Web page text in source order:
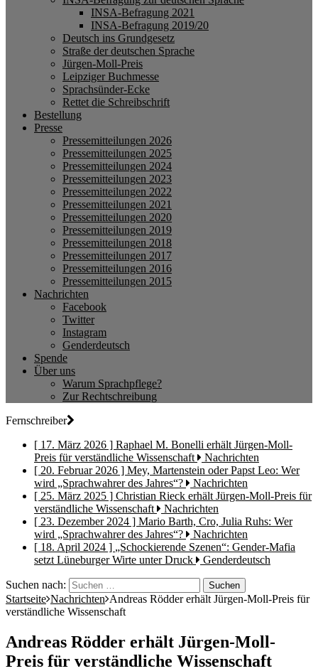
INSA-Befragung 2021
INSA-Befragung 2019/20
Deutsch ins Grundgesetz
Straße der deutschen Sprache
Jürgen-Moll-Preis
Leipziger Buchmesse
Sprachsünder-Ecke
Rettet die Schreibschrift
Bestellung
Presse
Pressemitteilungen 2026
Pressemitteilungen 2025
Pressemitteilungen 2024
Pressemitteilungen 2023
Pressemitteilungen 2022
Pressemitteilungen 2021
Pressemitteilungen 2020
Pressemitteilungen 2019
Pressemitteilungen 2018
Pressemitteilungen 2017
Pressemitteilungen 2016
Pressemitteilungen 2015
Nachrichten
Facebook
Twitter
Instagram
Genderdeutsch
Spende
Über uns
Warum Sprachpflege?
Zur Rechtschreibung
Fernschreiber
[ 17. März 2026 ] Raphael M. Bonelli erhält Jürgen-Moll-
Preis für verständliche Wissenschaft
Nachrichten
[ 20. Februar 2026 ] Mey, Martenstein oder Papst Leo: Wer
wird „Sprachwahrer des Jahres“?
Nachrichten
[ 25. März 2025 ] Christian Rieck erhält Jürgen-Moll-Preis für
verständliche Wissenschaft
Nachrichten
[ 23. Dezember 2024 ] Mario Barth, Cro, Julia Ruhs: Wer
wird „Sprachwahrer des Jahres“?
Nachrichten
[ 18. April 2024 ] „Schockierende Szenen“: Gender-Mafia
setzt Lüneburger Wirte unter Druck
Genderdeutsch
Suchen nach:
Startseite Nachrichten Andreas Rödder erhält Jürgen-Moll-Preis für
verständliche Wissenschaft
Andreas Rödder erhält Jürgen-Moll-
Preis für verständliche Wissenschaft